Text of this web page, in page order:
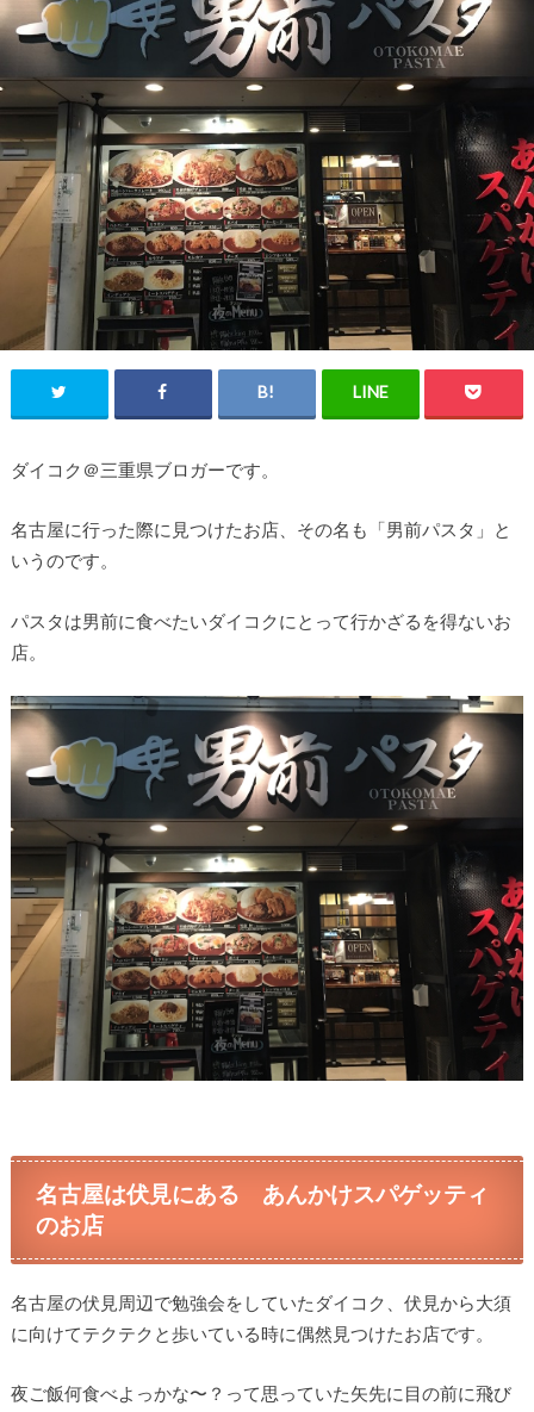
ダイコク＠三重県ブロガーです。
名古屋に行った際に見つけたお店、その名も「男前パスタ」と
いうのです。
パスタは男前に食べたいダイコクにとって行かざるを得ないお
店。
名古屋は伏見にある あんかけスパゲッティ
のお店
名古屋の伏見周辺で勉強会をしていたダイコク、伏見から大須
に向けてテクテクと歩いている時に偶然見つけたお店です。
夜ご飯何食べよっかな〜？って思っていた矢先に目の前に飛び